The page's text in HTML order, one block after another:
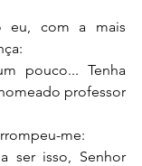
eu, com a mais
pouco... Tenha
professor
me:
ser isso, Senhor